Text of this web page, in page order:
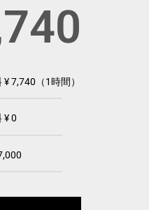
¥ 7,740（1時間）
¥ 0